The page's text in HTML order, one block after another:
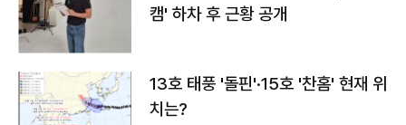
캠' 하차 후 근황 공개
13호 태풍 '돌핀'·15호 '찬홈' 현재 위
치는?